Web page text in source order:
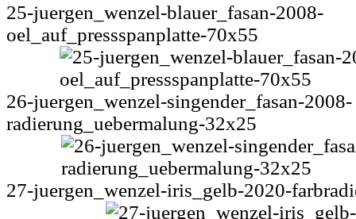
25-juergen_wenzel-blauer_fasan-2008-
oel_auf_pressspanplatte-70x55
26-juergen_wenzel-singender_fasan-2008-
radierung_uebermalung-32x25
27-juergen_wenzel-iris_gelb-2020-